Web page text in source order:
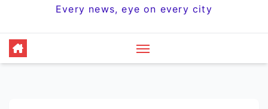
Every news, eye on every city